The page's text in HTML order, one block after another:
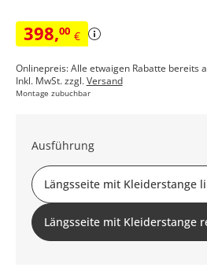
398,00 €
Onlinepreis: Alle etwaigen Rabatte bereits
Inkl. MwSt. zzgl.Versand
Montage zubuchbar
Ausführung
Längsseite mit Kleiderstange
Längsseite mit Kleiderstange